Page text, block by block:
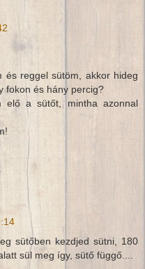
és reggel sütöm, akkor hideg
fokon és hány percig?
elő a sütőt, mintha azonnal
sütőben kezdjed sütni, 180
sül meg így, sütő függő....